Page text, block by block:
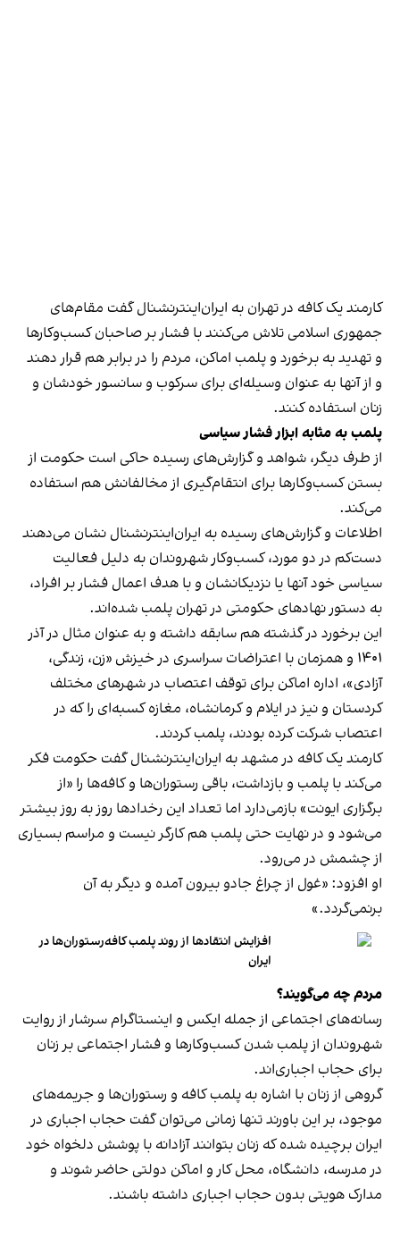
کارمند یک کافه در تهران به ایران‌اینترنشنال گفت مقام‌های
جمهوری اسلامی تلاش می‌کنند با فشار بر صاحبان کسب‌وکارها
و تهدید به برخورد و پلمب اماکن، مردم را در برابر هم قرار دهند
و از آنها به عنوان وسیله‌ای برای سرکوب و سانسور خودشان و
زنان استفاده کنند.
پلمب به مثابه ابزار فشار سیاسی
از طرف دیگر، شواهد و گزارش‌های رسیده حاکی است حکومت از
بستن کسب‌وکارها برای انتقام‌گیری از مخالفانش هم استفاده
می‌کند.
اطلاعات و گزارش‌های رسیده به ایران‌اینترنشنال نشان می‌دهند
دست‌کم در دو مورد، کسب‌وکار شهروندان به دلیل فعالیت
سیاسی خود آنها یا نزدیکانشان و با هدف اعمال فشار بر افراد،
به دستور نهادهای حکومتی در تهران پلمب شده‌اند.
این برخورد در گذشته هم سابقه داشته و به عنوان مثال در آذر
۱۴۰۱ و همزمان با اعتراضات سراسری در خیزش «زن، زندگی،
آزادی»، اداره اماکن برای توقف اعتصاب در شهرهای مختلف
کردستان و نیز در ایلام و کرمانشاه، مغازه کسبه‌ای را که در
اعتصاب شرکت کرده بودند، پلمب کردند.
کارمند یک کافه در مشهد به ایران‌اینترنشنال گفت حکومت فکر
می‌کند با پلمب و بازداشت، باقی رستوران‌ها و کافه‌ها را «از
برگزاری ایونت» بازمی‌دارد اما تعداد این رخدادها روز به روز بیشتر
می‌شود و در نهایت حتی پلمب هم کارگر نیست و مراسم بسیاری
از چشمش در می‌رود.
او افزود: «غول از چراغ جادو بیرون آمده و دیگر به آن
برنمی‎‌گردد.»
افزایش انتقادها از روند پلمب کافه‌رستوران‌ها در
ایران
مردم چه می‌گویند؟
رسانه‎‌های اجتماعی از جمله ایکس و اینستاگرام سرشار از روایت
شهروندان از پلمب شدن کسب‌وکارها و فشار اجتماعی بر زنان
برای حجاب اجباری‌اند.
گروهی از زنان با اشاره به پلمب کافه و رستوران‌ها و جریمه‌های
موجود، بر این باورند تنها زمانی می‌توان گفت حجاب اجباری در
ایران برچیده شده که زنان بتوانند آزادانه با پوشش دلخواه خود
در مدرسه، دانشگاه، محل کار و اماکن دولتی حاضر شوند و
مدارک هویتی بدون حجاب اجباری داشته باشند.